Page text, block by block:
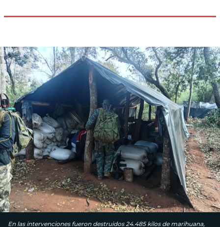
En las intervenciones fueron destruidos 24.485 kilos de marihuana,